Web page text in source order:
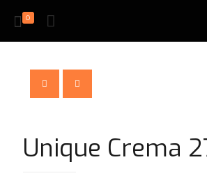
0
Unique Crema